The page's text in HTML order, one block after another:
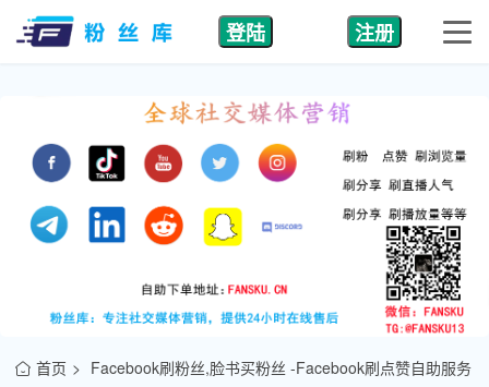
登陆 注册
首页
Facebook刷粉丝,脸书买粉丝 -Facebook刷点赞自助服务